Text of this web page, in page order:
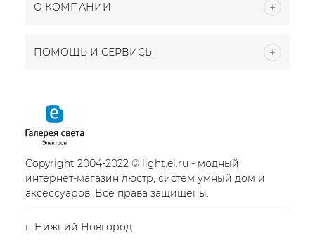
О КОМПАНИИ
ПОМОЩЬ И СЕРВИСЫ
Copyright 2004-2022 © light.el.ru - модный
интернет-магазин люстр, систем умный дом и
аксессуаров. Все права защищены.
г. Нижний Новгород